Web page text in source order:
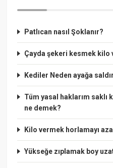
Patlıcan nasıl Şoklanır?
Çayda şekeri kesmek kilo
Kediler Neden ayağa
Tüm yasal haklarım saklı
ne demek?
Kilo vermek horlamayı
Yükseğe zıplamak boy